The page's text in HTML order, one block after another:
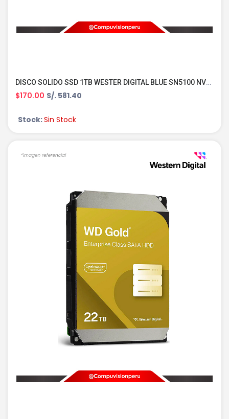
DISCO SOLIDO SSD 1TB WESTER DIGITAL BLUE SN5100 NVME M.2 2280 PCIE 4.0 WDBS4F0010BNC-WRSN
$170.00 S/. 581.40
Stock:Sin Stock